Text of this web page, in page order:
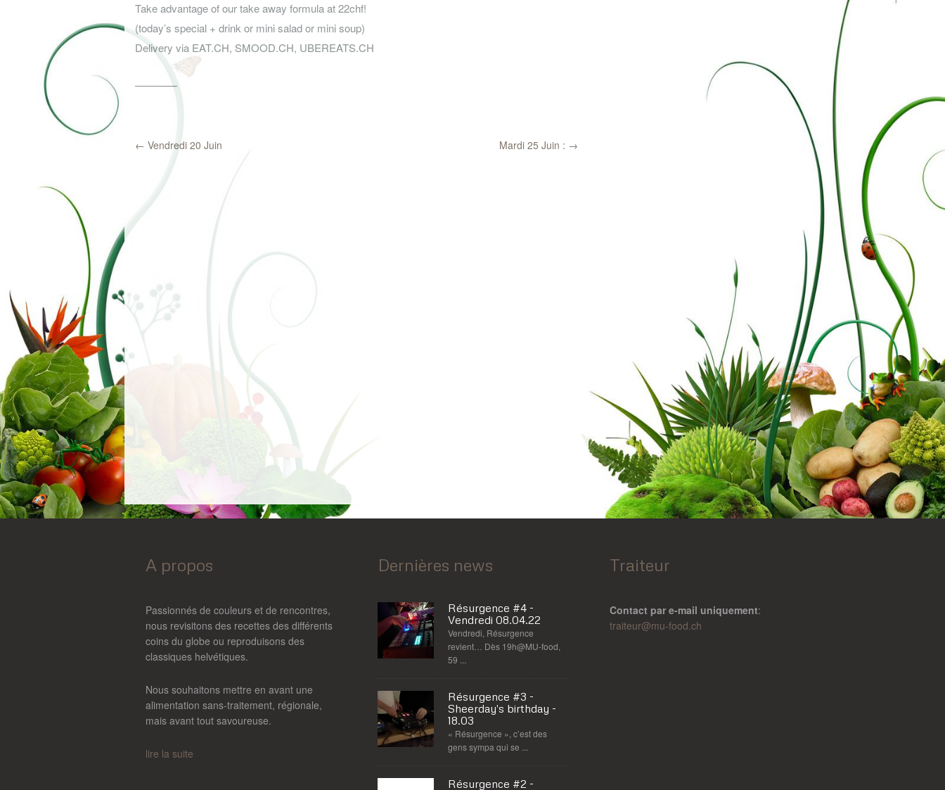
Take advantage of our take away formula at 22chf!
(today’s special + drink or mini salad or mini soup)
Delivery via EAT.CH, SMOOD.CH, UBEREATS.CH
————
← Vendredi 20 Juin Mardi 25 Juin : →
A propos
Passionnés de couleurs et de rencontres,
nous revisitons des recettes des différents
coins du globe ou reproduisons des
classiques helvétiques.
Nous souhaitons mettre en avant une
alimentation sans-traitement, régionale,
mais avant tout savoureuse.
lire la suite
Dernières news
Résurgence #4 -
Vendredi 08.04.22
Vendredi, Résurgence
revient… Dès 19h@MU-food,
59 ...
Résurgence #3 -
Sheerday's birthday -
18.03
« Résurgence », c’est des
gens sympa qui se ...
Résurgence #2 -
Traiteur
Contact par e-mail uniquement:
traiteur@mu-food.ch